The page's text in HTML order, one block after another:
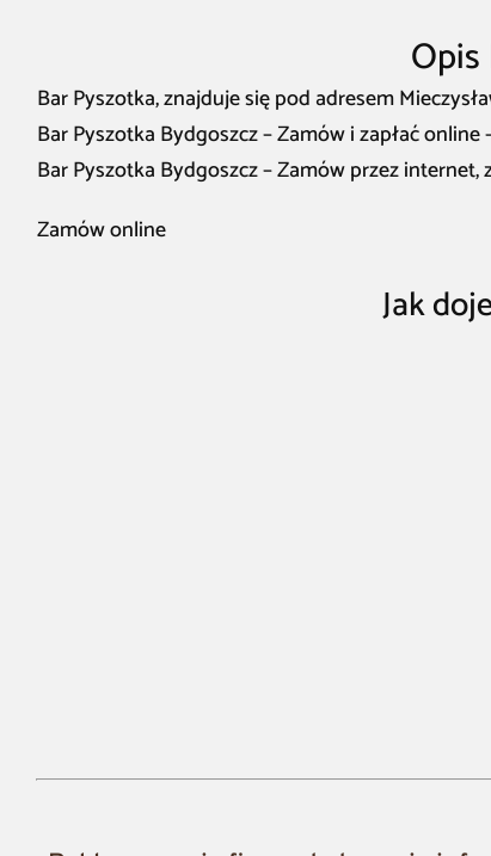
Bar Pyszotka, znajduje się pod adresem
Bar Pyszotka Bydgoszcz – Zamów i zapłać
Bar Pyszotka Bydgoszcz – Zamów przez
Zamów online
Jak